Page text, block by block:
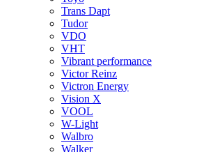
Trans Dapt
Tudor
VDO
VHT
Vibrant performance
Victor Reinz
Victron Energy
Vision X
VOOL
W-Light
Walbro
Walker